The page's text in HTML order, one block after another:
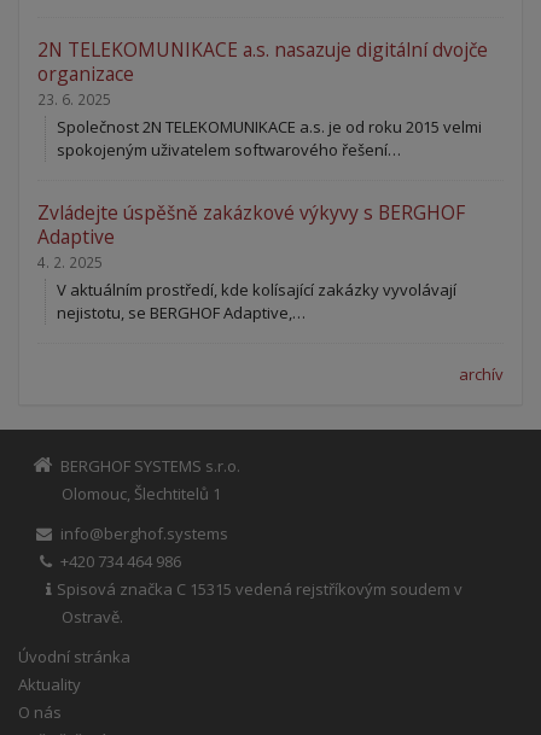
2N TELEKOMUNIKACE a.s. nasazuje digitální dvojče
organizace
23. 6. 2025
Společnost 2N TELEKOMUNIKACE a.s. je od roku 2015 velmi
spokojeným uživatelem softwarového řešení…
Zvládejte úspěšně zakázkové výkyvy s BERGHOF
Adaptive
4. 2. 2025
V aktuálním prostředí, kde kolísající zakázky vyvolávají
nejistotu, se BERGHOF Adaptive,…
archív
BERGHOF SYSTEMS s.r.o.
Olomouc, Šlechtitelů 1
info@berghof.systems
+420 734 464 986
Spisová značka C 15315 vedená rejstříkovým soudem v
Ostravě.
Úvodní stránka
Aktuality
O nás